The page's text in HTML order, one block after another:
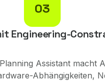
03
Engineering-
Assistant macht
Abhängigkeiten,